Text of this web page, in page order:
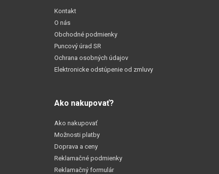
Kontakt
O nás
Obchodné podmienky
Puncový úrad SR
Ochrana osobných údajov
Elektronicke odstúpenie od zmluvy
Ako nakupovať?
Ako nakupovať
Možnosti platby
Doprava a ceny
Reklamačné podmienky
Reklamačný formulár